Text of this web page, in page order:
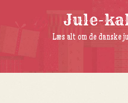
Jule-
Læs alt om de danske